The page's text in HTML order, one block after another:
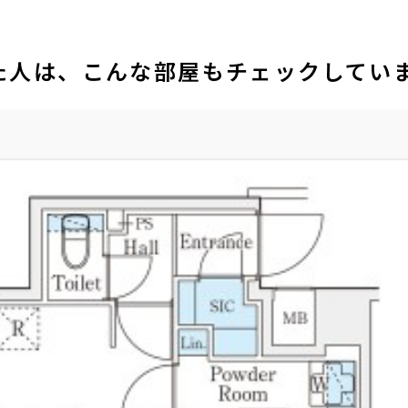
は、こんな部屋もチェックしてい